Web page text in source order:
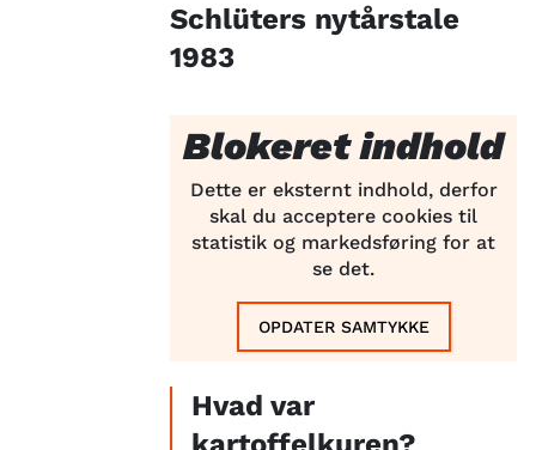
Schlüters nytårstale
1983
Blokeret indhold
Dette er eksternt indhold, derfor
skal du acceptere cookies til
statistik og markedsføring for at
se det.
OPDATER SAMTYKKE
Hvad var